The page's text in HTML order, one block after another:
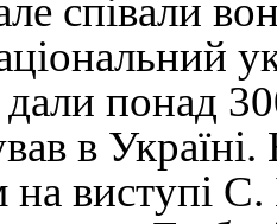
співали
понад
в
виступі С.